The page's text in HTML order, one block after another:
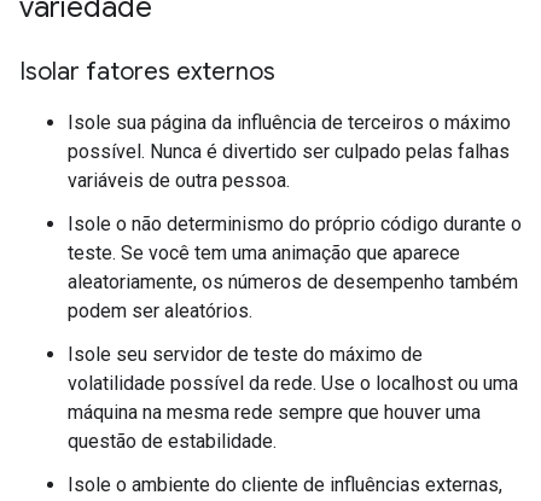
variedade
Isolar fatores externos
Isole sua página da influência de terceiros o máximo
possível. Nunca é divertido ser culpado pelas falhas
variáveis de outra pessoa.
Isole o não determinismo do próprio código durante o
teste. Se você tem uma animação que aparece
aleatoriamente, os números de desempenho também
podem ser aleatórios.
Isole seu servidor de teste do máximo de
volatilidade possível da rede. Use o localhost ou uma
máquina na mesma rede sempre que houver uma
questão de estabilidade.
Isole o ambiente do cliente de influências externas,